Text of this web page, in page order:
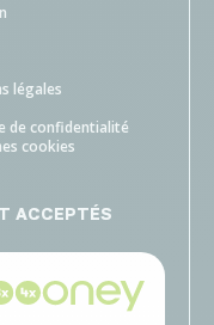
légales
de confidentialité
cookies
ACCEPTÉS